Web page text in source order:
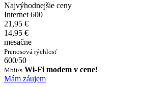
Najvýhodnejšie ceny
Internet 600
21,95 €
14,95 €
mesačne
Prenosová rýchlosť
600/50
Mbit/s Wi-Fi modem v cene!
Mám záujem